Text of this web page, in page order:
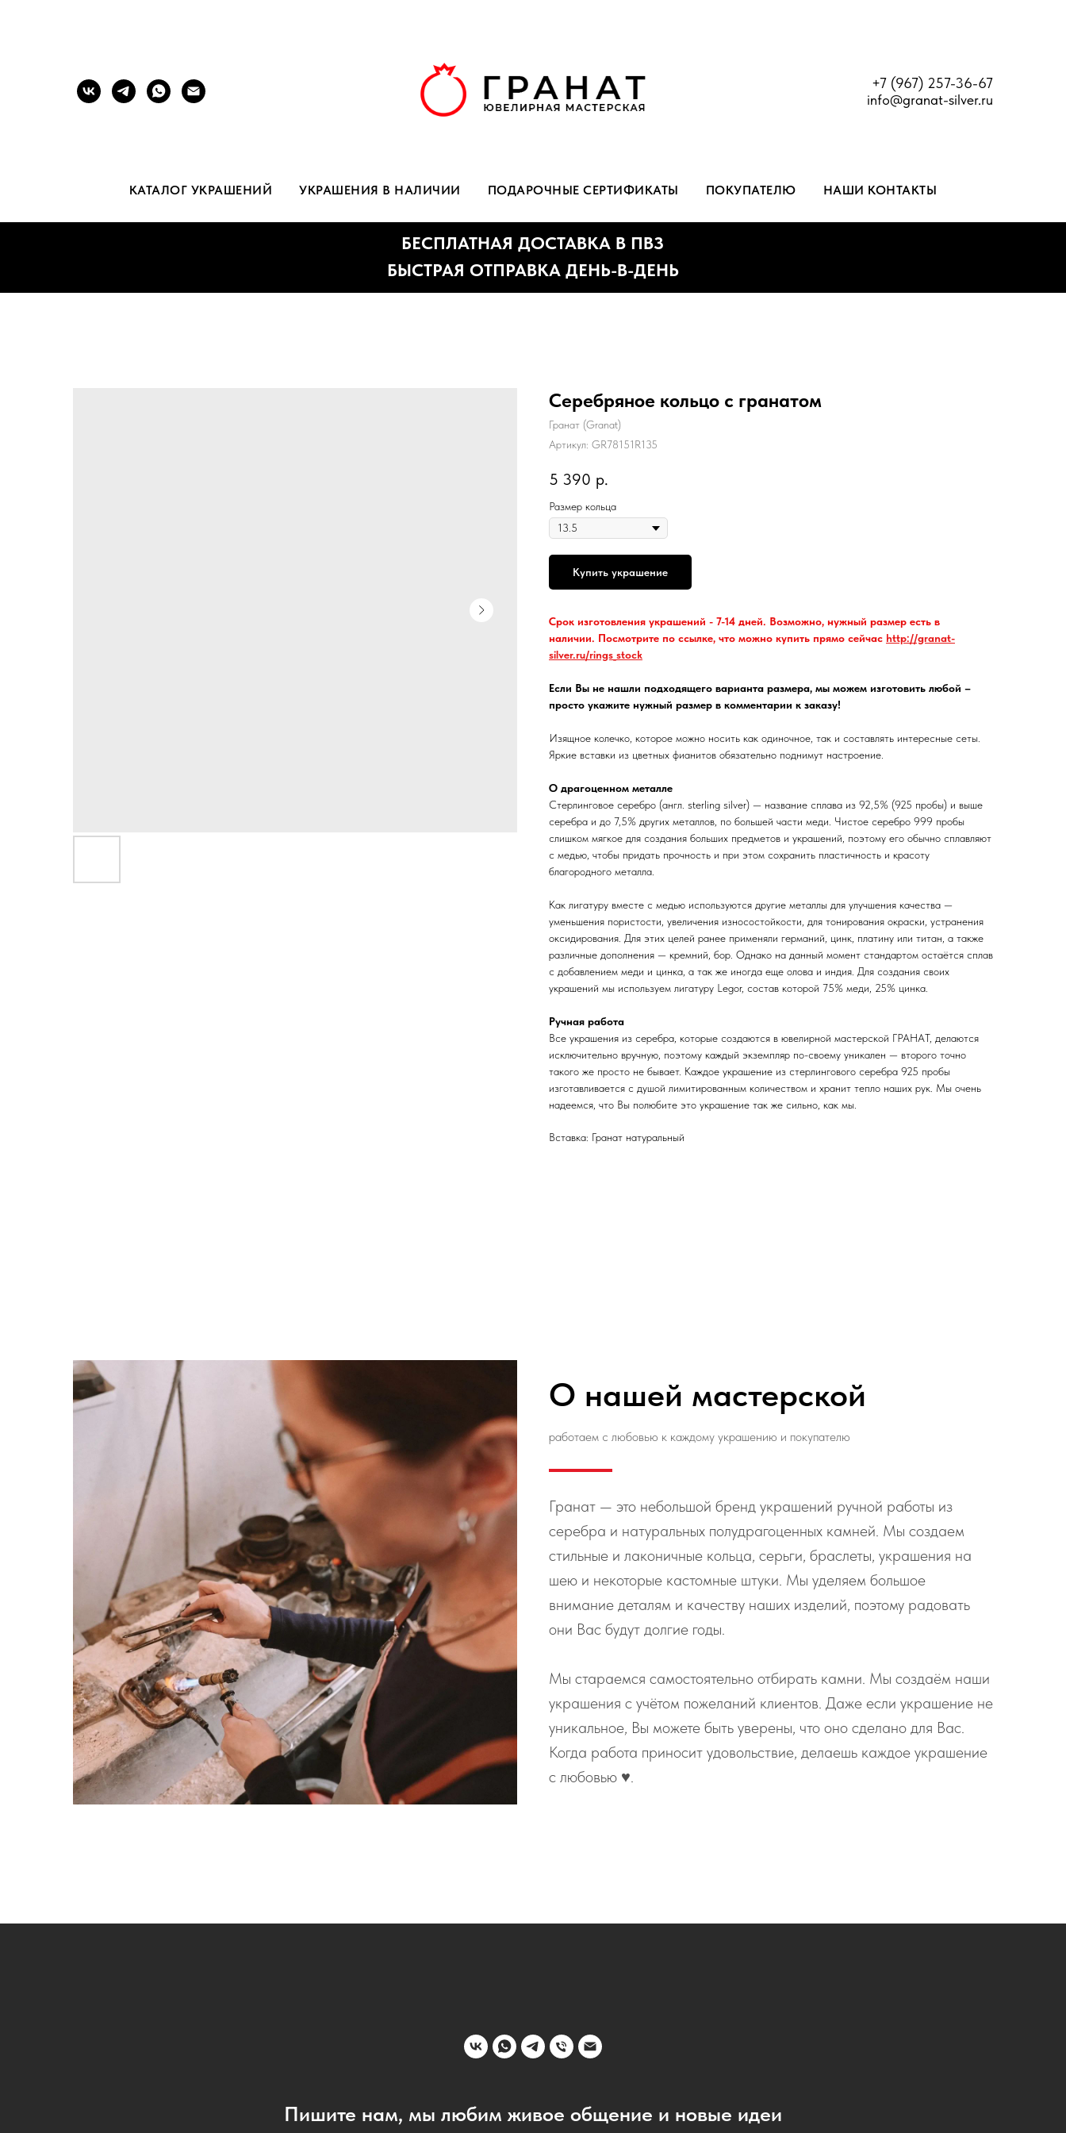
+7 (967) 257-36-67
info@granat-silver.ru
КАТАЛОГ УКРАШЕНИЙ УКРАШЕНИЯ В НАЛИЧИИ ПОДАРОЧНЫЕ СЕРТИФИКАТЫ ПОКУПАТЕЛЮ НАШИ КОНТАКТЫ
БЫСТРАЯ ОТПРАВКА ДЕНЬ-В-ДЕНЬ
Серебряное кольцо с гранатом
Гранат (Granat)
Артикул: GR78151R135
5 390 р.
Размер кольца
Купить украшение
Срок изготовления украшений - 7-14 дней. Возможно, нужный размер есть в
наличии. Посмотрите по ссылке, что можно купить прямо сейчас http://granat-
silver.ru/rings_stock
Если Вы не нашли подходящего варианта размера, мы можем изготовить любой –
просто укажите нужный размер в комментарии к заказу!
Изящное колечко, которое можно носить как одиночное, так и составлять интересные сеты.
Яркие вставки из цветных фианитов обязательно поднимут настроение.
О драгоценном металле
Стерлинговое серебро (англ. sterling silver) — название сплава из 92,5% (925 пробы) и выше
серебра и до 7,5% других металлов, по большей части меди. Чистое серебро 999 пробы
слишком мягкое для создания больших предметов и украшений, поэтому его обычно сплавляют
с медью, чтобы придать прочность и при этом сохранить пластичность и красоту
благородного металла.
Как лигатуру вместе с медью используются другие металлы для улучшения качества —
уменьшения пористости, увеличения износостойкости, для тонирования окраски, устранения
оксидирования. Для этих целей ранее применяли германий, цинк, платину или титан, а также
различные дополнения — кремний, бор. Однако на данный момент стандартом остаётся сплав
с добавлением меди и цинка, а так же иногда еще олова и индия. Для создания своих
украшений мы используем лигатуру Legor, состав которой 75% меди, 25% цинка.
Ручная работа
Все украшения из серебра, которые создаются в ювелирной мастерской ГРАНАТ, делаются
исключительно вручную, поэтому каждый экземпляр по-своему уникален — второго точно
такого же просто не бывает. Каждое украшение из стерлингового серебра 925 пробы
изготавливается с душой лимитированным количеством и хранит тепло наших рук. Мы очень
надеемся, что Вы полюбите это украшение так же сильно, как мы.
Вставка: Гранат натуральный
О нашей мастерской
работаем с любовью к каждому украшению и покупателю
Гранат — это небольшой бренд украшений ручной работы из
серебра и натуральных полудрагоценных камней. Мы создаем
стильные и лаконичные кольца, серьги, браслеты, украшения на
шею и некоторые кастомные штуки. Мы уделяем большое
внимание деталям и качеству наших изделий, поэтому радовать
они Вас будут долгие годы.
Мы стараемся самостоятельно отбирать камни. Мы создаём наши
украшения с учётом пожеланий клиентов. Даже если украшение не
уникальное, Вы можете быть уверены, что оно сделано для Вас.
Когда работа приносит удовольствие, делаешь каждое украшение
с любовью ♥️.
Пишите нам, мы любим живое общение и новые идеи